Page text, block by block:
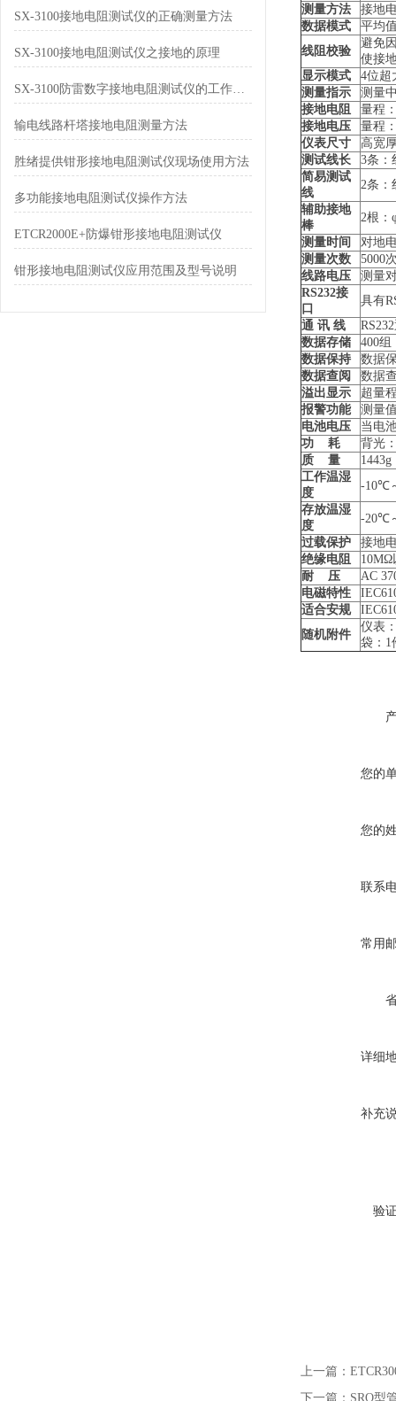
SX-3100接地电阻测试仪的正确测量方法
SX-3100接地电阻测试仪之接地的原理
SX-3100防雷数字接地电阻测试仪的工作原理及主要特点
输电线路杆塔接地电阻测量方法
胜绪提供钳形接地电阻测试仪现场使用方法
多功能接地电阻测试仪操作方法
ETCR2000E+防爆钳形接地电阻测试仪
钳形接地电阻测试仪应用范围及型号说明
测量方法
接地
数据模式
平均
线阻校验
避免
使接
显示模式
4位超
测量指示
测量
接地电阻
量程
接地电压
量程
仪表尺寸
高宽
测试线长
3条：
简易测试
线
2条：
辅助接地
棒
2根：
测量时间
对地
测量次数
5000
线路电压
测量
RS232接
口
具有
通 讯 线
数据存储
400组
数据保持
数据
数据查阅
数据
溢出显示
超量
报警功能
测量
电池电压
当电
功 耗
背光
质 量
工作温湿
度
-10℃
存放温湿
度
-20℃
过载保护
接地
绝缘电阻
10MΩ
耐 压
AC
电磁特性
适合安规
随机附件
仪表
袋：1
您的
您的
联系
常用
详细
补充
验
上一篇：
下一篇： SRQ型